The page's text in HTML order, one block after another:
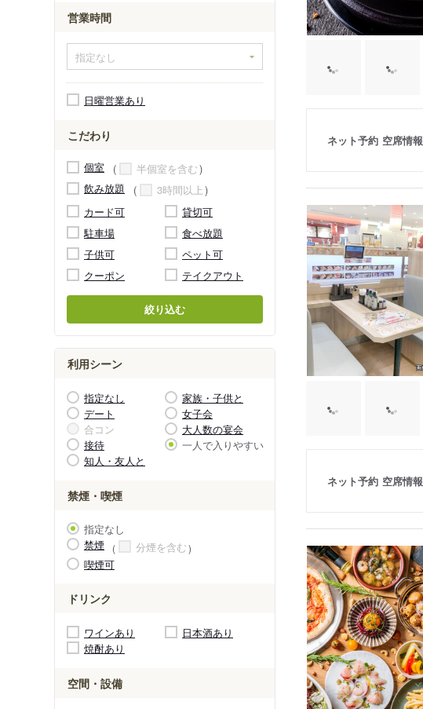
営業時間
日曜営業あり
こだわり
個室
半個室を含む
飲み放題
3時間以上
カード可
貸切可
駐車場
食べ放題
子供可
ペット可
クーポン
テイクアウト
絞り込む
利用シーン
指定なし
家族・子供と
デート
女子会
合コン
大人数の宴会
接待
一人で入りやすい
知人・友人と
禁煙・喫煙
指定なし
禁煙
分煙を含む
喫煙可
ドリンク
ワインあり
日本酒あり
焼酎あり
空間・設備
ネット予約 空席情報
ネット予約 空席情報